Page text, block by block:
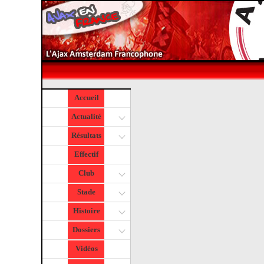
Accueil
Actualité
Résultats
Effectif
Club
Stade
Histoire
Dossiers
Vidéos